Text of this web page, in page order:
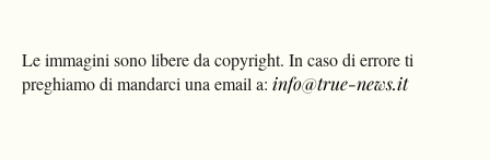
Le immagini sono libere da copyright. In caso di errore ti
preghiamo di mandarci una email a: info@true-news.it